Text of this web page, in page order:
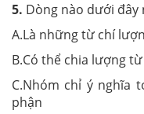
5. Dòng nào dưới đây
A.Là những từ chí
B.Có thể chia lượng
C.Nhóm chỉ ý nghĩa
phận